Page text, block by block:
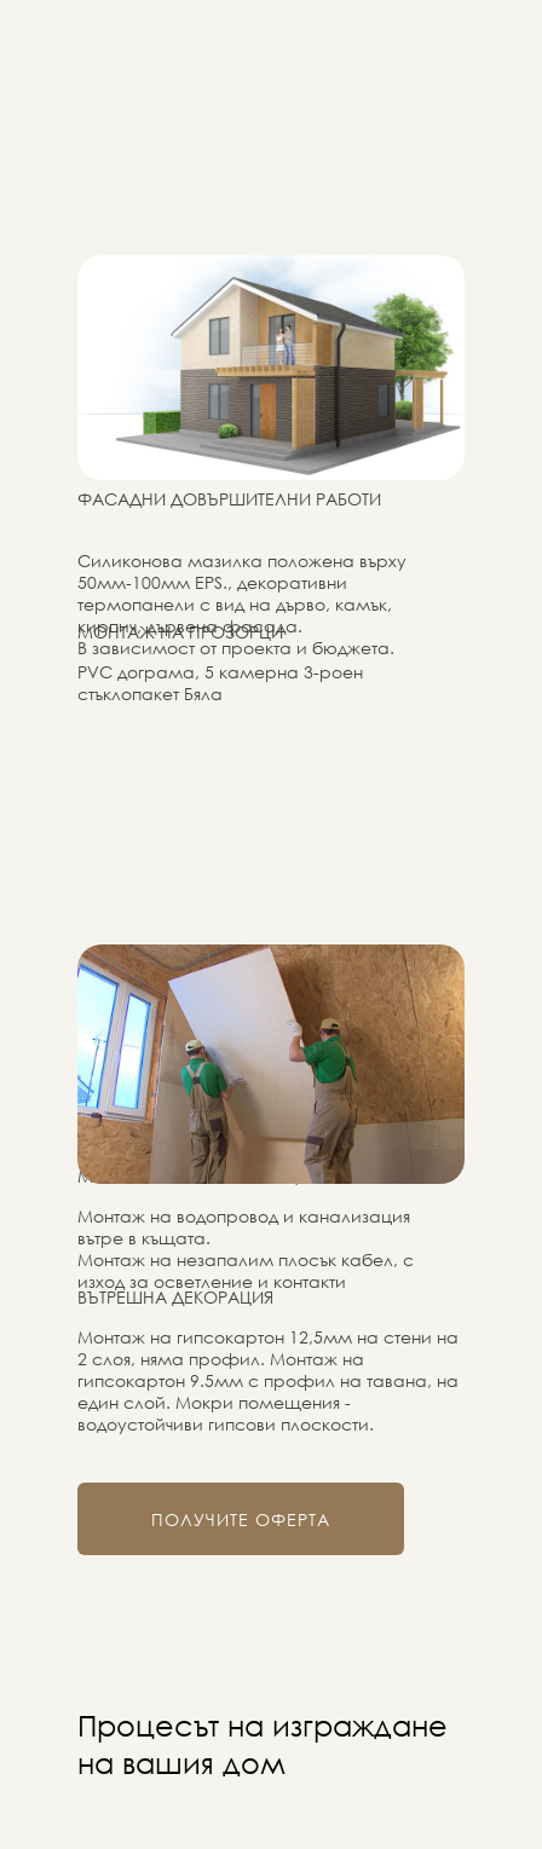
ФАСАДНИ ДОВЪРШИТЕЛНИ РАБОТИ
Силиконова мазилка положена върху
50мм-100мм EPS., декоративни
термопанели с вид на дърво, камък,
кирпич, дървена фасада.
В зависимост от проекта и бюджета.
МОНТАЖ НА ПРОЗОРЦИ
PVC дограма, 5 камерна 3-роен
стъклопакет Бяла
МОНТАЖ НА КОМУНИКАЦИИ
Монтаж на водопровод и канализация
вътре в къщата.
Монтаж на незапалим плосък кабел, с
изход за осветление и контакти
ВЪТРЕШНА ДЕКОРАЦИЯ
Монтаж на гипсокартон 12,5мм на стени на
2 слоя, няма профил. Монтаж на
гипсокартон 9.5мм с профил на тавана, на
един слой. Мокри помещения -
водоустойчиви гипсови плоскости.
ПОЛУЧИТЕ ОФЕРТА
Процесът на изграждане
на вашия дом